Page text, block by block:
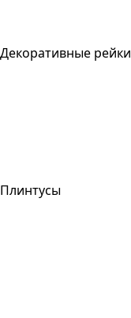
Декоративные рейки
Плинтусы